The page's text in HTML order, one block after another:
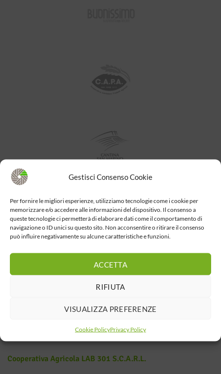
Gestisci Consenso Cookie
Per fornire le migliori esperienze, utilizziamo tecnologie come i cookie per
memorizzare e/o accedere alle informazioni del dispositivo. Il consenso a
queste tecnologie ci permetterà di elaborare dati come il comportamento di
navigazione o ID unici su questo sito. Non acconsentire o ritirare il consenso
può influire negativamente su alcune caratteristiche e funzioni.
ACCETTA
RIFIUTA
VISUALIZZA PREFERENZE
Cookie PolicyPrivacy Policy
Cooperativa Agricola LAB 301 S.c.a.r.l.